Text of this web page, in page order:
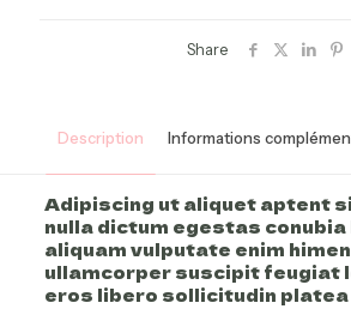
Share
Description Informations
Adipiscing ut aliquet aptent
nulla dictum egestas conubia
aliquam vulputate enim
ullamcorper suscipit feugiat
eros libero sollicitudin platea